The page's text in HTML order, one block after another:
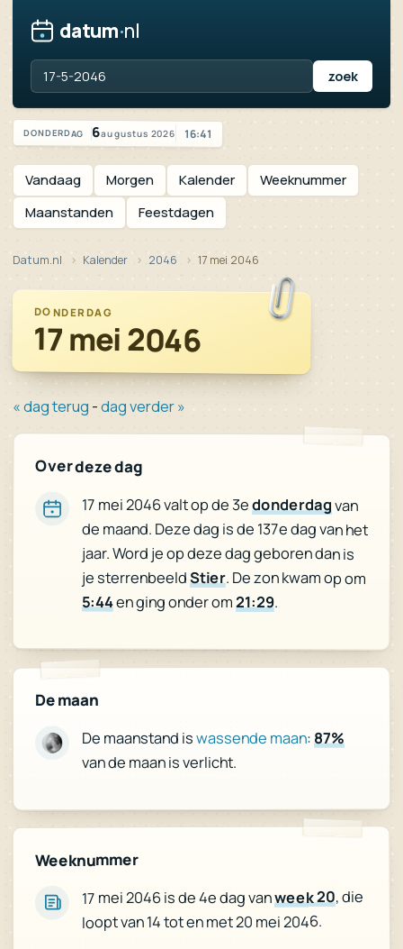
datum·nl
Vandaag is het donderdag 6 augustus 2026
DONDERDAG 6augustus 2026 16:41
Vandaag Morgen Kalender
Weeknummer
Maanstanden
Feestdagen
Datum.nl Kalender 2046 17 mei 2046
DONDERDAG
17 mei 2046
« dag terug -dag verder »
Over deze dag
17 mei 2046 valt op de 3edonderdagvan
de maand. Deze dag is de 137e dag van het
jaar. Word je op deze dag geboren dan is
je sterrenbeeldStier. De zon kwam op om
5:44en ging onder om21:29.
De maan
De maanstand iswassende maan: 87%
van de maan is verlicht.
Weeknummer
17 mei 2046 is de 4e dag vanweek 20, die
loopt van 14 tot en met 20 mei 2046.